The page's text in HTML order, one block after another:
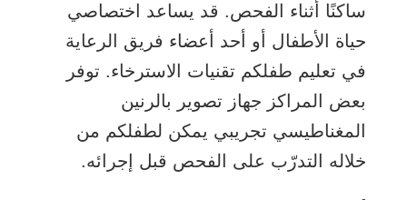
ساكنًا أثناء الفحص. قد يساعد اختصاصي
حياة الأطفال أو أحد أعضاء فريق الرعاية
في تعليم طفلكم تقنيات الاسترخاء. توفر
بعض المراكز جهاز تصوير بالرنين
المغناطيسي تجريبي يمكن لطفلكم من
خلاله التدرّب على الفحص قبل إجرائه.